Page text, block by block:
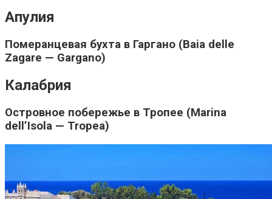
Апулия
Померанцевая бухта в Гаргано (Baia delle
Zagare — Gargano)
Калабрия
Островное побережье в Тропее (Marina
dell’Isola — Tropea)